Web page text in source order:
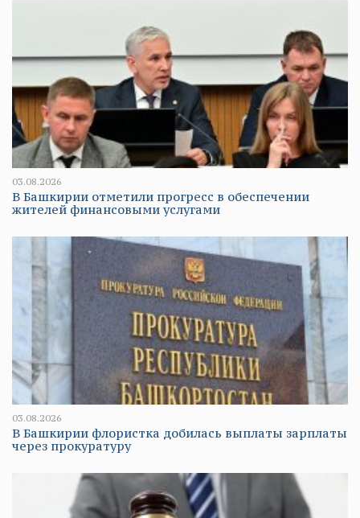
03.08.2026
В Башкирии отметили прогресс в обеспечении
жителей финансовыми услугами
03.08.2026
В Башкирии флористка добилась выплаты зарплаты
через прокуратуру